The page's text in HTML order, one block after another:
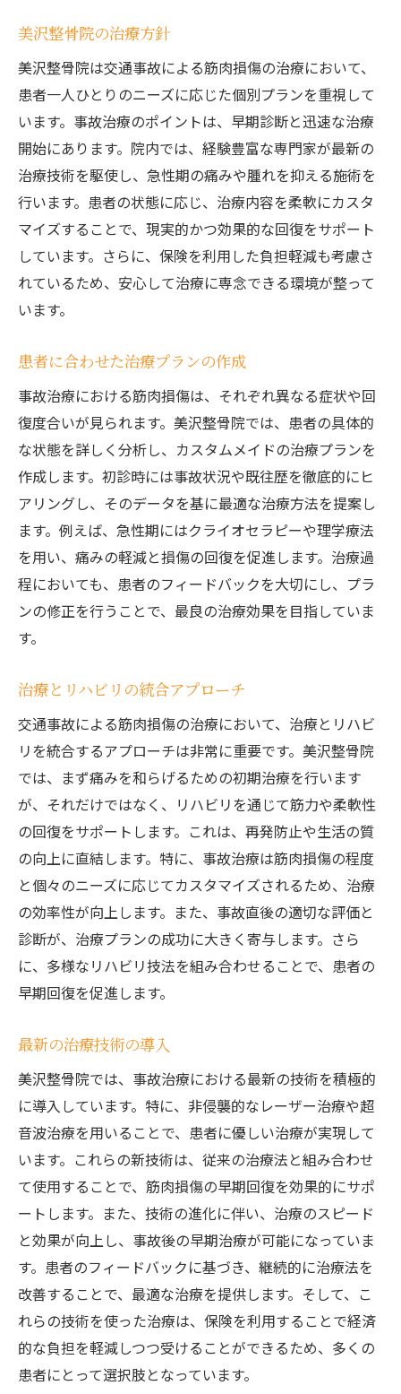
美沢整骨院の治療方針
美沢整骨院は交通事故による筋肉損傷の治療において、
患者一人ひとりのニーズに応じた個別プランを重視して
います。事故治療のポイントは、早期診断と迅速な治療
開始にあります。院内では、経験豊富な専門家が最新の
治療技術を駆使し、急性期の痛みや腫れを抑える施術を
行います。患者の状態に応じ、治療内容を柔軟にカスタ
マイズすることで、現実的かつ効果的な回復をサポート
しています。さらに、保険を利用した負担軽減も考慮さ
れているため、安心して治療に専念できる環境が整って
います。
患者に合わせた治療プランの作成
事故治療における筋肉損傷は、それぞれ異なる症状や回
復度合いが見られます。美沢整骨院では、患者の具体的
な状態を詳しく分析し、カスタムメイドの治療プランを
作成します。初診時には事故状況や既往歴を徹底的にヒ
アリングし、そのデータを基に最適な治療方法を提案し
ます。例えば、急性期にはクライオセラピーや理学療法
を用い、痛みの軽減と損傷の回復を促進します。治療過
程においても、患者のフィードバックを大切にし、プラ
ンの修正を行うことで、最良の治療効果を目指していま
す。
治療とリハビリの統合アプローチ
交通事故による筋肉損傷の治療において、治療とリハビ
リを統合するアプローチは非常に重要です。美沢整骨院
では、まず痛みを和らげるための初期治療を行います
が、それだけではなく、リハビリを通じて筋力や柔軟性
の回復をサポートします。これは、再発防止や生活の質
の向上に直結します。特に、事故治療は筋肉損傷の程度
と個々のニーズに応じてカスタマイズされるため、治療
の効率性が向上します。また、事故直後の適切な評価と
診断が、治療プランの成功に大きく寄与します。さら
に、多様なリハビリ技法を組み合わせることで、患者の
早期回復を促進します。
最新の治療技術の導入
美沢整骨院では、事故治療における最新の技術を積極的
に導入しています。特に、非侵襲的なレーザー治療や超
音波治療を用いることで、患者に優しい治療が実現して
います。これらの新技術は、従来の治療法と組み合わせ
て使用することで、筋肉損傷の早期回復を効果的にサポ
ートします。また、技術の進化に伴い、治療のスピード
と効果が向上し、事故後の早期治療が可能になっていま
す。患者のフィードバックに基づき、継続的に治療法を
改善することで、最適な治療を提供します。そして、こ
れらの技術を使った治療は、保険を利用することで経済
的な負担を軽減しつつ受けることができるため、多くの
患者にとって選択肢となっています。